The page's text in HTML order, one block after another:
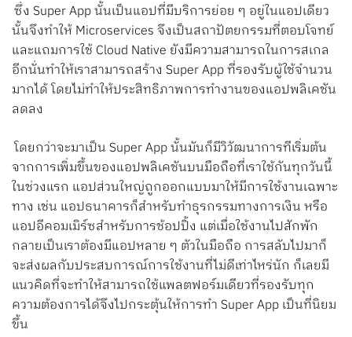
ซึ่ง Super App นั้นเป็นแอปที่มีบริการย่อย ๆ อยู่ในแอปเดียว
นั้นจึงทำให้ Microservices จึงเป็นสถาปัตยกรรมที่ตอบโจทย์
และแถมการใช้ Cloud Native ยังมีความสามารถในการสเกล
อีกนั่นทำให้เราสามารถสร้าง Super App ที่รองรับผู้ใช้จำนวน
มากได้ โดยไม่ทำให้ประสิทธิภาพการทำงานของแอปพลิเคชัน
ลดลง
โดยกว่าจะมาเป็น Super App นั้นมันก็มีวิวัฒนาการทีเริ่มต้น
จากการเพิ่มขึ้นของแอปพลิเคชันบนมือถือที่เราใช้กันทุกวันนี้
ในช่วงแรก แอปส่วนใหญ่ถูกออกแบบมาให้มีการใช้งานเฉพาะ
ทาง เช่น แอปธนาคารก็สำหรับทำธุรกรรมทางการเงิน หรือ
แอปอีคอมเมิร์ซสำหรับการช้อปปิ้ง แต่เมื่อใช้งานไปสักพัก
กลายเป็นเราต้องมีแอปหลาย ๆ ตัวในมือถือ การสลับไปมาก็
จะส่งผลกับประสบการณ์การใช้งานที่ไม่ดีเท่าไหร่นัก ก็เลยมี
แนวคิดที่จะทำให้สามารถใช้แพลตฟอร์มเดียวที่รองรับทุก
ความต้องการได้จึงไปกระตุ้นให้การทำ Super App เป็นที่นิยม
ขึ้น